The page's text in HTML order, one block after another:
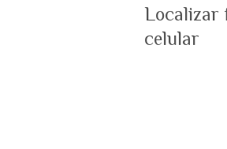
Localizar
celular